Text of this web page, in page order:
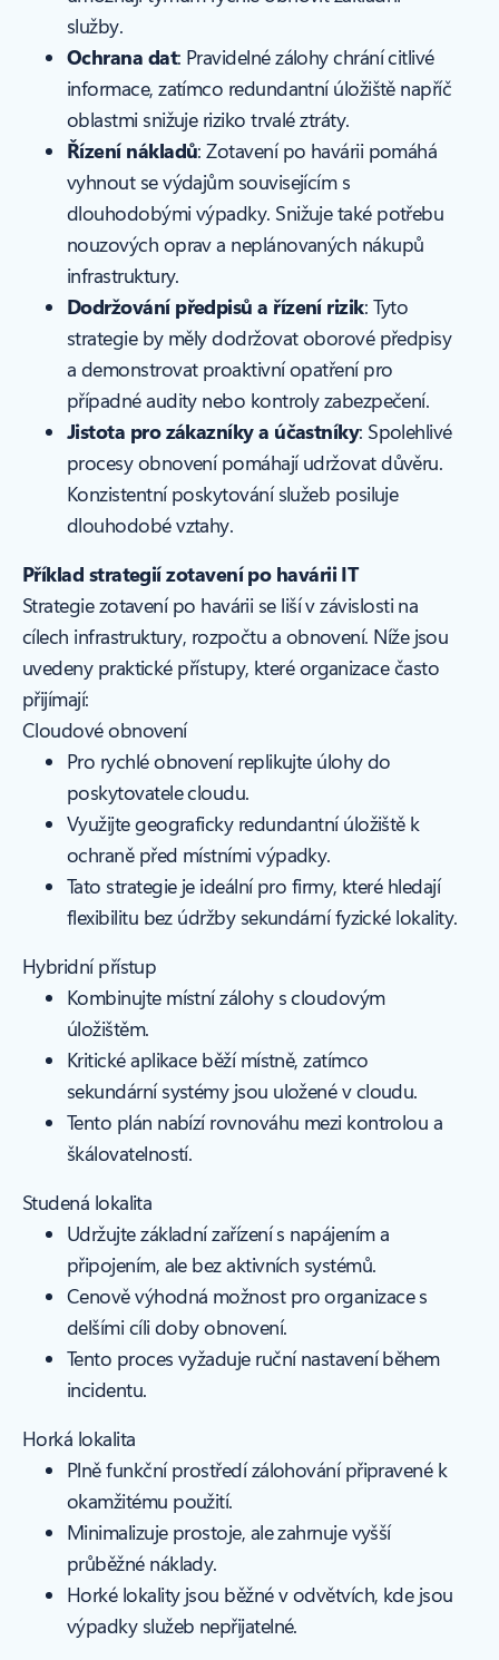
služby.
Ochrana dat: Pravidelné zálohy chrání citlivé
informace, zatímco redundantní úložiště napříč
oblastmi snižuje riziko trvalé ztráty.
Řízení nákladů: Zotavení po havárii pomáhá
vyhnout se výdajům souvisejícím s
dlouhodobými výpadky. Snižuje také potřebu
nouzových oprav a neplánovaných nákupů
infrastruktury.
Dodržování předpisů a řízení rizik: Tyto
strategie by měly dodržovat oborové předpisy
a demonstrovat proaktivní opatření pro
případné audity nebo kontroly zabezpečení.
Jistota pro zákazníky a účastníky: Spolehlivé
procesy obnovení pomáhají udržovat důvěru.
Konzistentní poskytování služeb posiluje
dlouhodobé vztahy.
Příklad strategií zotavení po havárii IT
Strategie zotavení po havárii se liší v závislosti na
cílech infrastruktury, rozpočtu a obnovení. Níže jsou
uvedeny praktické přístupy, které organizace často
přijímají:
Cloudové obnovení
Pro rychlé obnovení replikujte úlohy do
poskytovatele cloudu.
Využijte geograficky redundantní úložiště k
ochraně před místními výpadky.
Tato strategie je ideální pro firmy, které hledají
flexibilitu bez údržby sekundární fyzické lokality.
Hybridní přístup
Kombinujte místní zálohy s cloudovým
úložištěm.
Kritické aplikace běží místně, zatímco
sekundární systémy jsou uložené v cloudu.
Tento plán nabízí rovnováhu mezi kontrolou a
škálovatelností.
Studená lokalita
Udržujte základní zařízení s napájením a
připojením, ale bez aktivních systémů.
Cenově výhodná možnost pro organizace s
delšími cíli doby obnovení.
Tento proces vyžaduje ruční nastavení během
incidentu.
Horká lokalita
Plně funkční prostředí zálohování připravené k
okamžitému použití.
Minimalizuje prostoje, ale zahrnuje vyšší
průběžné náklady.
Horké lokality jsou běžné v odvětvích, kde jsou
výpadky služeb nepřijatelné.